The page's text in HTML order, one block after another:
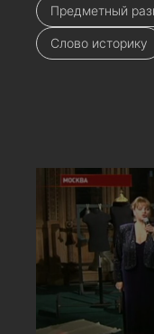
Предметный
Слово историку